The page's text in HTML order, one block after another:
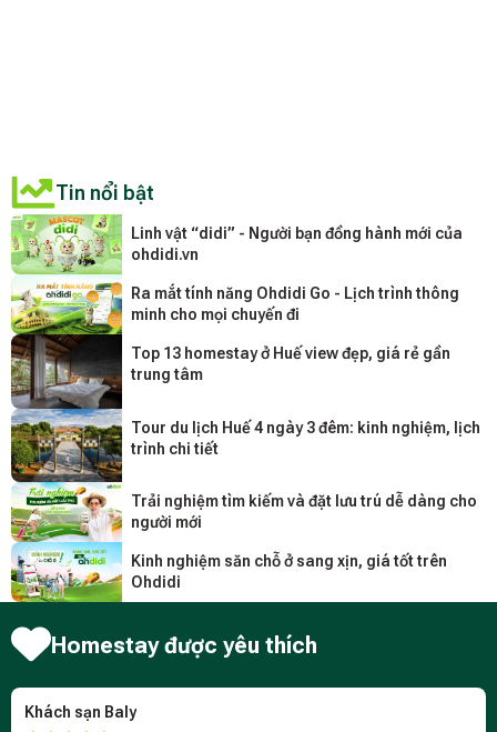
Tin nổi bật
Linh vật “didi” - Người bạn đồng hành mới của
ohdidi.vn
Ra mắt tính năng Ohdidi Go - Lịch trình thông
minh cho mọi chuyến đi
Top 13 homestay ở Huế view đẹp, giá rẻ gần
trung tâm
Tour du lịch Huế 4 ngày 3 đêm: kinh nghiệm, lịch
trình chi tiết
Trải nghiệm tìm kiếm và đặt lưu trú dễ dàng cho
người mới
Kinh nghiệm săn chỗ ở sang xịn, giá tốt trên
Ohdidi
Homestay được yêu thích
Khách sạn Baly